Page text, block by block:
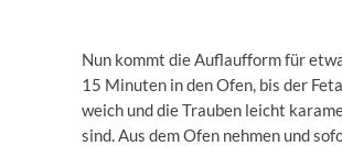
Nun kommt die Auflaufform für
15 Minuten in den Ofen, bis der
weich und die Trauben leicht
sind. Aus dem Ofen nehmen und